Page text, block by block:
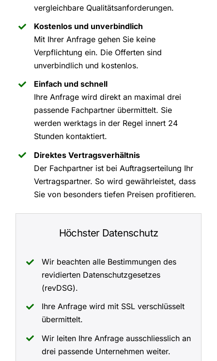
vergleichbare Qualitätsanforderungen.
Kostenlos und unverbindlich
Mit Ihrer Anfrage gehen Sie keine
Verpflichtung ein. Die Offerten sind
unverbindlich und kostenlos.
Einfach und schnell
Ihre Anfrage wird direkt an maximal drei
passende Fachpartner übermittelt. Sie
werden werktags in der Regel innert 24
Stunden kontaktiert.
Direktes Vertragsverhältnis
Der Fachpartner ist bei Auftragserteilung Ihr
Vertragspartner. So wird gewährleistet, dass
Sie von besonders tiefen Preisen profitieren.
Höchster Datenschutz
Wir beachten alle Bestimmungen des
revidierten Datenschutzgesetzes
(revDSG).
Ihre Anfrage wird mit SSL verschlüsselt
übermittelt.
Wir leiten Ihre Anfrage ausschliesslich an
drei passende Unternehmen weiter.